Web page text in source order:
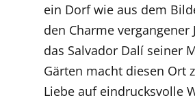
ein Dorf wie aus dem
den Charme
das Salvador Dalí seiner
Gärten macht diesen Ort
Liebe auf eindrucksvolle